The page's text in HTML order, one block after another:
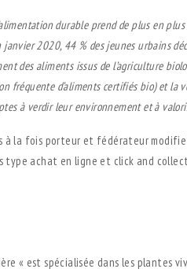
durable prend de plus en
2020, 44 % des jeunes urbains
des aliments issus de l’agriculture
fréquente d’aliments certifiés bio) et la
à verdir leur environnement et à
à la fois porteur et fédérateur
type achat en ligne et click and
« est spécialisée dans les plantes